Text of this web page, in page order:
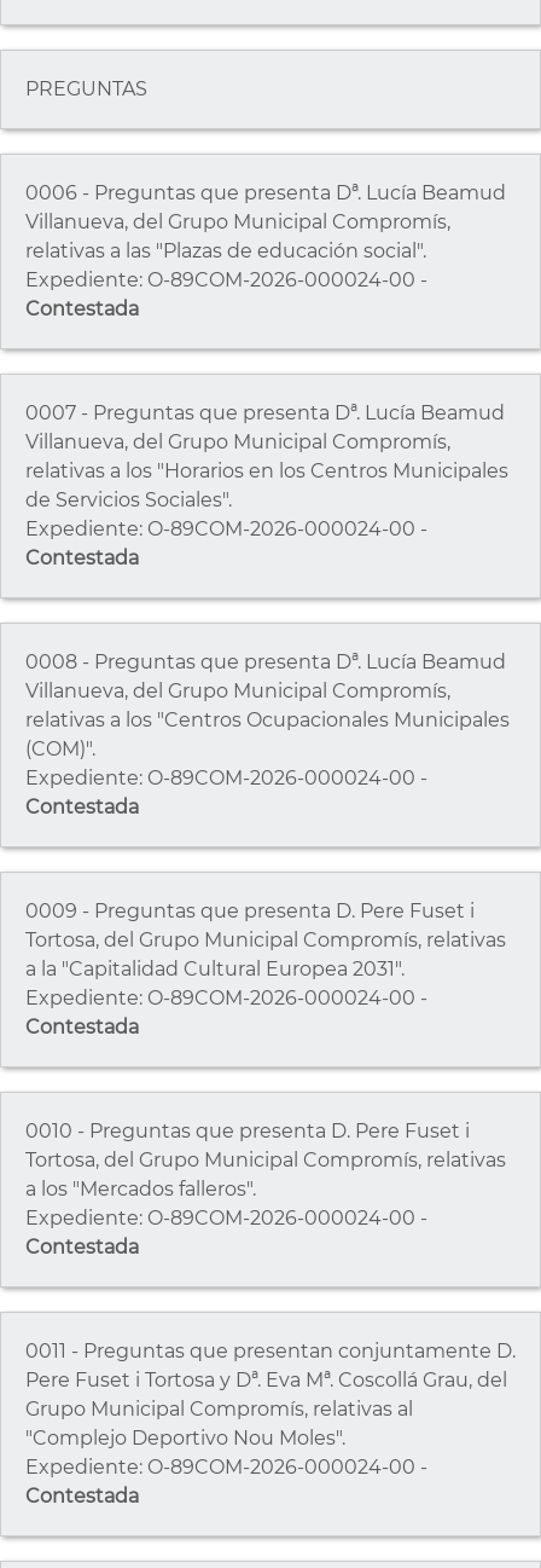
PREGUNTAS
0006 - Preguntas que presenta Dª. Lucía Beamud
Villanueva, del Grupo Municipal Compromís,
relativas a las "Plazas de educación social".
Expediente: O-89COM-2026-000024-00 -
Contestada
0007 - Preguntas que presenta Dª. Lucía Beamud
Villanueva, del Grupo Municipal Compromís,
relativas a los "Horarios en los Centros Municipales
de Servicios Sociales".
Expediente: O-89COM-2026-000024-00 -
Contestada
0008 - Preguntas que presenta Dª. Lucía Beamud
Villanueva, del Grupo Municipal Compromís,
relativas a los "Centros Ocupacionales Municipales
(COM)".
Expediente: O-89COM-2026-000024-00 -
Contestada
0009 - Preguntas que presenta D. Pere Fuset i
Tortosa, del Grupo Municipal Compromís, relativas
a la "Capitalidad Cultural Europea 2031".
Expediente: O-89COM-2026-000024-00 -
Contestada
0010 - Preguntas que presenta D. Pere Fuset i
Tortosa, del Grupo Municipal Compromís, relativas
a los "Mercados falleros".
Expediente: O-89COM-2026-000024-00 -
Contestada
0011 - Preguntas que presentan conjuntamente D.
Pere Fuset i Tortosa y Dª. Eva Mª. Coscollá Grau, del
Grupo Municipal Compromís, relativas al
"Complejo Deportivo Nou Moles".
Expediente: O-89COM-2026-000024-00 -
Contestada